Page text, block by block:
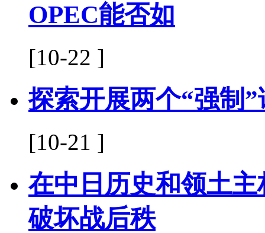
OPEC能否如
[10-22 ]
探索开展两个“强制”
[10-21 ]
在中日历史和领土
破坏战后秩